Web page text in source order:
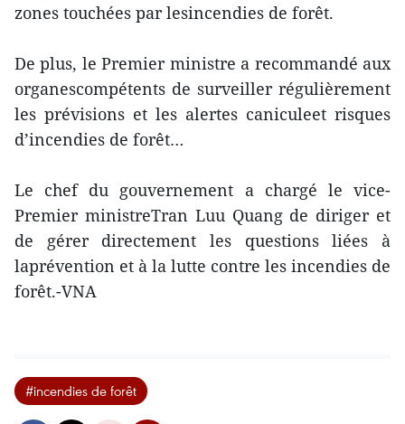
zones touchées par lesincendies de forêt.
De plus, le Premier ministre a recommandé aux
organescompétents de surveiller régulièrement
les prévisions et les alertes caniculeet risques
d’incendies de forêt…
Le chef du gouvernement a chargé le vice-
Premier ministreTran Luu Quang de diriger et
de gérer directement les questions liées à
laprévention et à la lutte contre les incendies de
forêt.-VNA
#incendies de forêt